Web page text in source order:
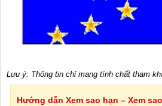
Lưu ý: Thông tin chỉ mang tính chất tham
Hướng dẫn Xem sao hạn – Xem